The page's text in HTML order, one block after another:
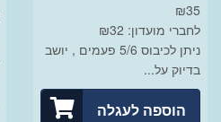
₪35
לחברי מועדון: ₪32
ניתן לכיבוס 5/6 פעמים , יושב
בדיוק על...
הוספה לעגלה